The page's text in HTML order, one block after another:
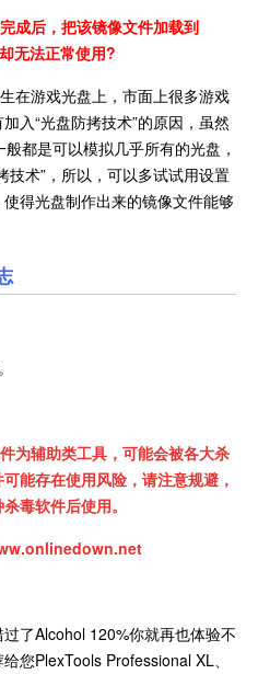
成后，把该镜像文件加载到
无法正常使用?
游戏光盘上，市面上很多游戏
入“光盘防拷技术”的原因，虽然
都是可以模拟几乎所有的光盘，
技术”，所以，可以多试试用设置
得光盘制作出来的镜像文件能够
辅助类工具，可能会被各大杀
能存在使用风险，请注意规避，
毒软件后使用。
了Alcohol 120%你就再也体验不
您PlexTools Professional XL、